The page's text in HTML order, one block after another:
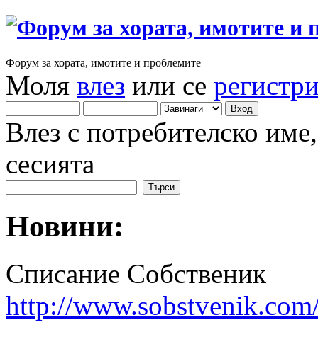
Форум за хората, имотите и проблемите
Моля влез или се
Влез с потребителско
сесията
Новини:
Списание Собственик
http://